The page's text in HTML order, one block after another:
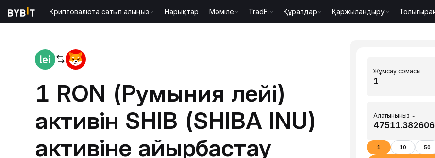
Криптовалюта сатып алыңыз Нарықтар Мәміле TradFi Құралдар Қаржыландыру
1 RON (Румыния лейі)
активін SHIB (SHIBA INU)
активіне айырбастау
Жұмсау сомасы
Алатыныңыз ~
1 10 50